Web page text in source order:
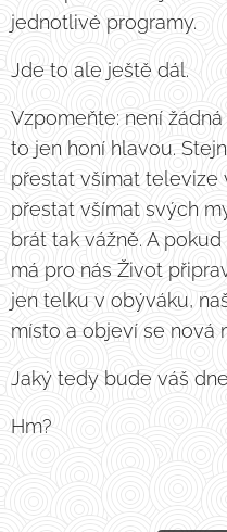
jednotlivé programy.
Jde to ale ještě dál.
Vzpomeňte: není
to jen honí hlavou.
přestat všímat televize
přestat všímat svých
brát tak vážně. A
má pro nás Život
jen telku v obýváku,
místo a objeví se nová
Jaký tedy bude váš
Hm?